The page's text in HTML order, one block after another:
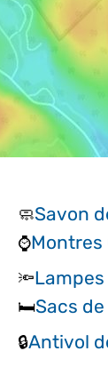
🧼Savon
⌚Montres
🔦
🛏️Sacs
🔒Antivol